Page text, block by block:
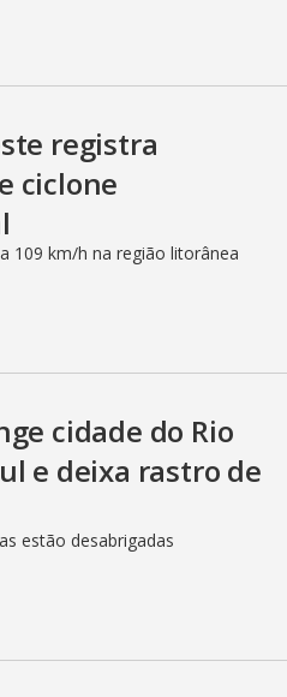
registra
ciclone
109 km/h na região litorânea
cidade do Rio
e deixa rastro de
estão desabrigadas